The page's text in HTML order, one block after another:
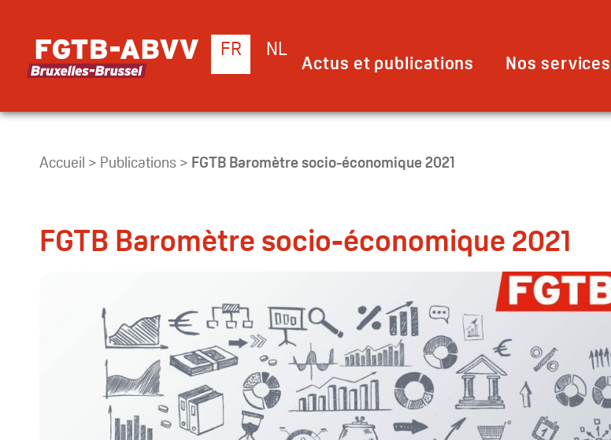
FR NL
Actus et publications Nos services
Accueil > Publications > FGTB Baromètre socio-économique 2021
FGTB Baromètre socio-économique 2021